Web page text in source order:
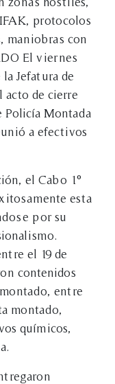
protocolos
maniobras con
El viernes
Jefatura de
acto de cierre
Policía Montada
a efectivos
el Cabo 1°
esta
por su
el 19 de
contenidos
entre
montado,
químicos,